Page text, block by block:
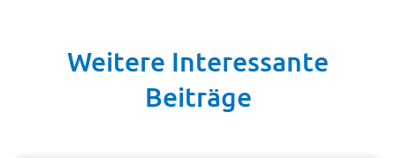
Weitere Interessante
Beiträge